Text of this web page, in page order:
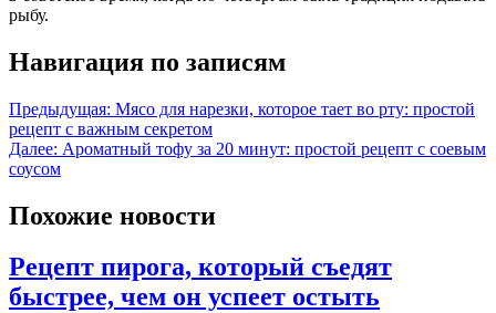
рыбу.
Навигация по записям
Предыдущая: Мясо для нарезки, которое тает во рту: простой
рецепт с важным секретом
Далее: Ароматный тофу за 20 минут: простой рецепт с соевым
соусом
Похожие новости
Рецепт пирога, который съедят
быстрее, чем он успеет остыть